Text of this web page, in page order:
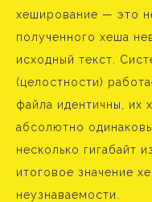
хеширование — это
полученного хеша
исходный текст.
(целостности)
файла идентичны, их
абсолютно
несколько гигабайт
итоговое значение
неузнаваемости.